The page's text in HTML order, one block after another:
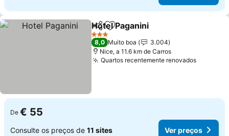
PartilharAdicionar aos favoritos
Hotel Paganini
3 Estrelas
8,0 Muito boa
3.004
Nice, a 11.6 km de Carros
Quartos recentemente renovadosVer
De € 55
Consulte os preços de 11 sites Ver preços